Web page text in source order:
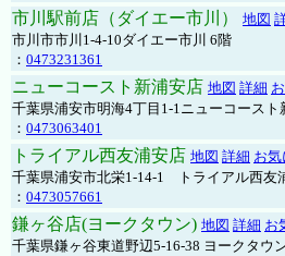
市川駅前店（ダイエー市川） 地図
市川市市川1-4-10ダイエー市川 6階
： 0473231361
ニューコースト新浦安店 地図 詳細
千葉県浦安市明海4丁目1-1ニューコースト
： 0473063401
トライアル西友浦安店 地図 詳細 お
千葉県浦安市北栄1-14-1 トライアル西友
： 0473057661
鎌ヶ谷店(ヨークタウン) 地図 詳細 お
千葉県鎌ヶ谷東道野辺5-16-38 ヨークタウ